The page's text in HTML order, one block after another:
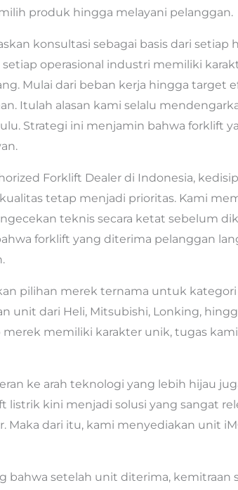
produk hingga melayani pelanggan.
konsultasi sebagai basis dari setiap
setiap operasional industri memiliki
Mulai dari beban kerja hingga target
Itulah alasan kami selalu
Strategi ini menjamin bahwa forklift
Forklift Dealer di Indonesia,
tetap menjadi prioritas. Kami
teknis secara ketat sebelum
forklift yang diterima pelanggan
pilihan merek ternama untuk kategori
unit dari Heli, Mitsubishi, Lonking,
memiliki karakter unik, tugas
ke arah teknologi yang lebih hijau
listrik kini menjadi solusi yang sangat
Maka dari itu, kami menyediakan unit
bahwa setelah unit diterima, kemitraan